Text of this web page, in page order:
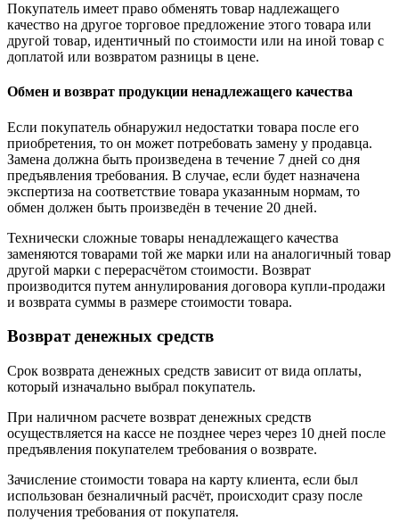
Покупатель имеет право обменять товар надлежащего
качество на другое торговое предложение этого товара или
другой товар, идентичный по стоимости или на иной товар с
доплатой или возвратом разницы в цене.
Обмен и возврат продукции ненадлежащего качества
Если покупатель обнаружил недостатки товара после его
приобретения, то он может потребовать замену у продавца.
Замена должна быть произведена в течение 7 дней со дня
предъявления требования. В случае, если будет назначена
экспертиза на соответствие товара указанным нормам, то
обмен должен быть произведён в течение 20 дней.
Технически сложные товары ненадлежащего качества
заменяются товарами той же марки или на аналогичный товар
другой марки с перерасчётом стоимости. Возврат
производится путем аннулирования договора купли-продажи
и возврата суммы в размере стоимости товара.
Возврат денежных средств
Срок возврата денежных средств зависит от вида оплаты,
который изначально выбрал покупатель.
При наличном расчете возврат денежных средств
осуществляется на кассе не позднее через через 10 дней после
предъявления покупателем требования о возврате.
Зачисление стоимости товара на карту клиента, если был
использован безналичный расчёт, происходит сразу после
получения требования от покупателя.